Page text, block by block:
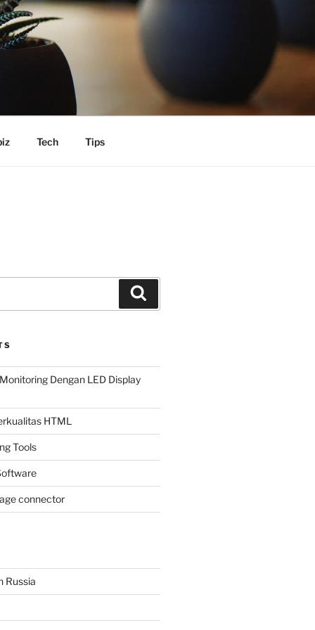
Tech Tips
Dengan LED Display
HTML
Tools
connector
Russia